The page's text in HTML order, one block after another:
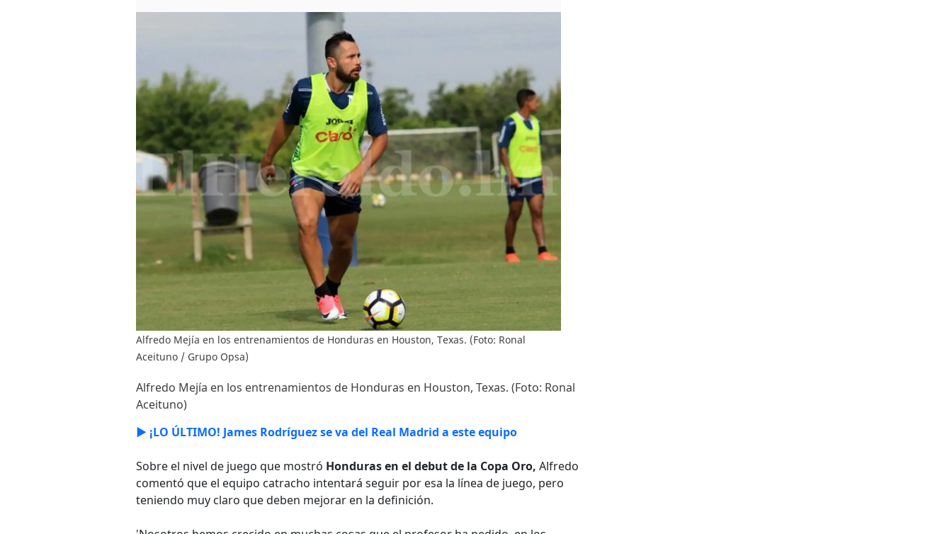
Alfredo Mejía en los entrenamientos de Honduras en Houston, Texas. (Foto: Ronal
Aceituno / Grupo Opsa)
Alfredo Mejía en los entrenamientos de Honduras en Houston, Texas. (Foto: Ronal
Aceituno)
► ¡LO ÚLTIMO! James Rodríguez se va del Real Madrid a este equipo
Sobre el nivel de juego que mostró Hondurasen el debut de la Copa Oro, Alfredo
comentó que el equipo catracho intentará seguir por esa la línea de juego, pero
teniendo muy claro que deben mejorar en la definición.